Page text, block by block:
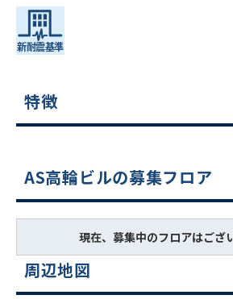
特徴
AS高輪ビルの募集フロア
現在、募集中のフロアはござ
周辺地図